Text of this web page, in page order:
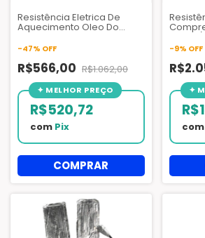
Resistência Eletrica De
Aquecimento Oleo Do
Carter - HTR02444
-47% OFF
R$566,00 R$1.062,00
R$520,72
com Pix
AZQ100
-9% OFF
com